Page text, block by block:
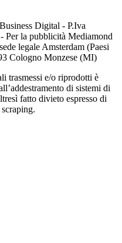
Digital - P.Iva
Per la pubblicità Mediamond
legale Amsterdam (Paesi
Cologno Monzese (MI)
trasmessi e/o riprodotti è
di sistemi di
fatto divieto espresso di